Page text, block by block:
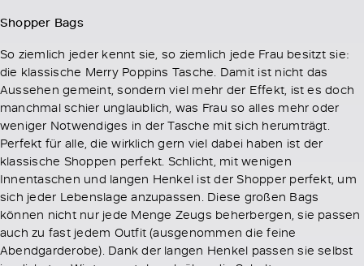
Shopper Bags
So ziemlich jeder kennt sie, so ziemlich jede Frau besitzt sie:
die klassische Merry Poppins Tasche. Damit ist nicht das
Aussehen gemeint, sondern viel mehr der Effekt, ist es doch
manchmal schier unglaublich, was Frau so alles mehr oder
weniger Notwendiges in der Tasche mit sich herumträgt.
Perfekt für alle, die wirklich gern viel dabei haben ist der
klassische Shoppen perfekt. Schlicht, mit wenigen
Innentaschen und langen Henkel ist der Shopper perfekt, um
sich jeder Lebenslage anzupassen. Diese großen Bags
können nicht nur jede Menge Zeugs beherbergen, sie passen
auch zu fast jedem Outfit (ausgenommen die feine
Abendgarderobe). Dank der langen Henkel passen sie selbst